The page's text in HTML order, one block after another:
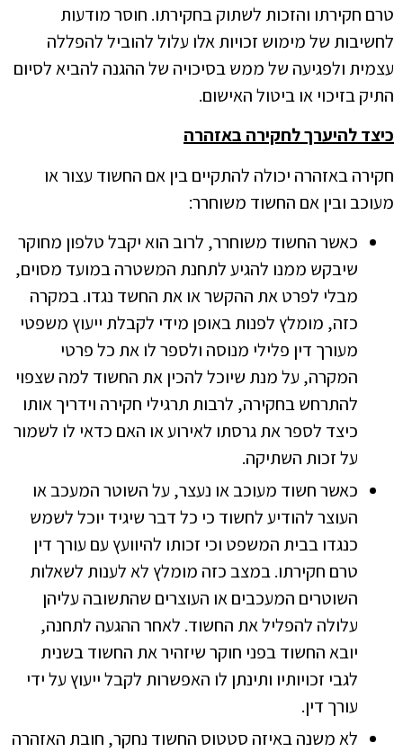
טרם חקירתו והזכות לשתוק בחקירתו. חוסר מודעות
לחשיבות של מימוש זכויות אלו עלול להוביל להפללה
עצמית ולפגיעה של ממש בסיכויה של ההגנה להביא לסיום
התיק בזיכוי או ביטול האישום.
כיצד להיערך לחקירה באזהרה
חקירה באזהרה יכולה להתקיים בין אם החשוד עצור או
מעוכב ובין אם החשוד משוחרר:
כאשר החשוד משוחרר, לרוב הוא יקבל טלפון מחוקר
שיבקש ממנו להגיע לתחנת המשטרה במועד מסוים,
מבלי לפרט את ההקשר או את החשד נגדו. במקרה
כזה, מומלץ לפנות באופן מידי לקבלת ייעוץ משפטי
מעורך דין פלילי מנוסה ולספר לו את כל פרטי
המקרה, על מנת שיוכל להכין את החשוד למה שצפוי
להתרחש בחקירה, לרבות תרגילי חקירה וידריך אותו
כיצד לספר את גרסתו לאירוע או האם כדאי לו לשמור
על זכות השתיקה.
כאשר חשוד מעוכב או נעצר, על השוטר המעכב או
העוצר להודיע לחשוד כי כל דבר שיגיד יוכל לשמש
כנגדו בבית המשפט וכי זכותו להיוועץ עם עורך דין
טרם חקירתו. במצב כזה מומלץ לא לענות לשאלות
השוטרים המעכבים או העוצרים שהתשובה עליהן
עלולה להפליל את החשוד. לאחר ההגעה לתחנה,
יובא החשוד בפני חוקר שיזהיר את החשוד בשנית
לגבי זכויותיו ותינתן לו האפשרות לקבל ייעוץ על ידי
עורך דין.
לא משנה באיזה סטטוס החשוד נחקר, חובת האזהרה